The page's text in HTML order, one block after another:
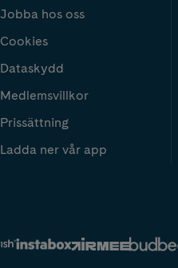
Jobba hos oss
Cookies
Dataskydd
Medlemsvillkor
Prissättning
Ladda ner vår app